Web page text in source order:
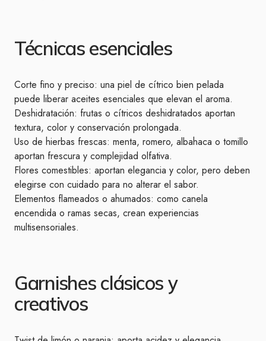
Técnicas esenciales
Corte fino y preciso: una piel de cítrico bien pelada
puede liberar aceites esenciales que elevan el aroma.
Deshidratación: frutas o cítricos deshidratados aportan
textura, color y conservación prolongada.
Uso de hierbas frescas: menta, romero, albahaca o tomillo
aportan frescura y complejidad olfativa.
Flores comestibles: aportan elegancia y color, pero deben
elegirse con cuidado para no alterar el sabor.
Elementos flameados o ahumados: como canela
encendida o ramas secas, crean experiencias
multisensoriales.
Garnishes clásicos y
creativos